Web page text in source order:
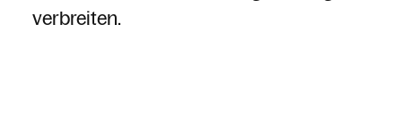
verbreiten.